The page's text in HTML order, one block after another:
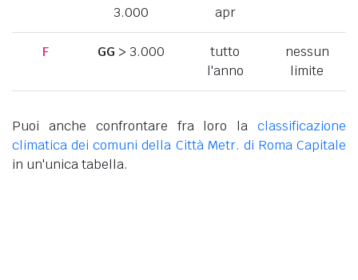
3.000
apr
F GG > 3.000
tutto
l'anno
nessun
limite
Puoi anche confrontare fra loro la classificazione
climatica dei comuni della Città Metr. di Roma Capitale
in un'unica tabella.